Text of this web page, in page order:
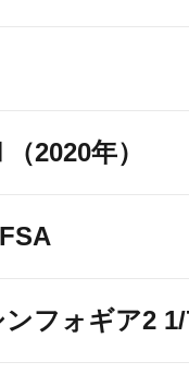
2020年）
フォギア2